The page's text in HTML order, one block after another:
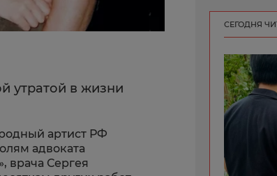
утратой в жизни
артист РФ
адвоката
врача Сергея
СЕГОДНЯ